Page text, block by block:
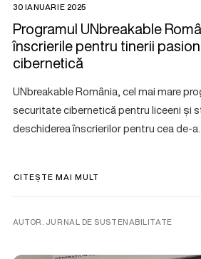
30 IANUARIE 2025
Programul UNbreakable
înscrierile pentru tinerii
cibernetică
UNbreakable România, cel mai mare
securitate cibernetică pentru liceeni și
deschiderea înscrierilor pentru cea de-
CITEȘTE MAI MULT
AUTOR. JURNAL DE SUSTENABILITATE